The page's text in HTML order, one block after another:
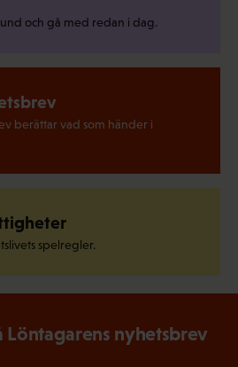
och gå med redan i dag.
berättar vad som händer i
spelregler.
Löntagarens nyhetsbrev